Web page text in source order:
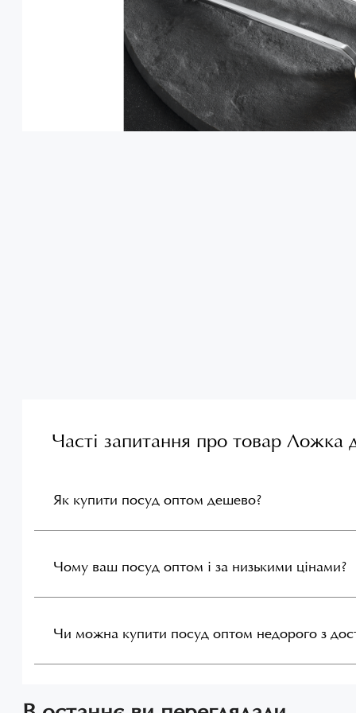
Часті запитання про товар
Як купити посуд оптом дешево?
Чому ваш посуд оптом і за низькими цінами?
Чи можна купити посуд оптом недорого з